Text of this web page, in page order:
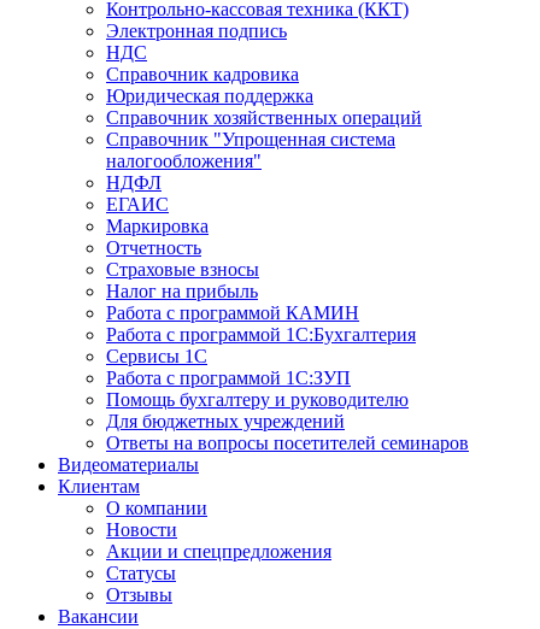
Контрольно-кассовая техника (ККТ)
Электронная подпись
НДС
Справочник кадровика
Юридическая поддержка
Справочник хозяйственных операций
Справочник "Упрощенная система
налогообложения"
НДФЛ
ЕГАИС
Маркировка
Отчетность
Страховые взносы
Налог на прибыль
Работа с программой КАМИН
Работа с программой 1С:Бухгалтерия
Сервисы 1С
Работа с программой 1С:ЗУП
Помощь бухгалтеру и руководителю
Для бюджетных учреждений
Ответы на вопросы посетителей семинаров
Видеоматериалы
Клиентам
О компании
Новости
Акции и спецпредложения
Статусы
Отзывы
Вакансии